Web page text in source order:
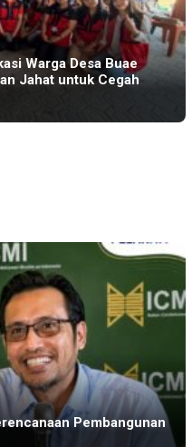
Warga Desa Buae
Jahat untuk Cegah
Pembangunan